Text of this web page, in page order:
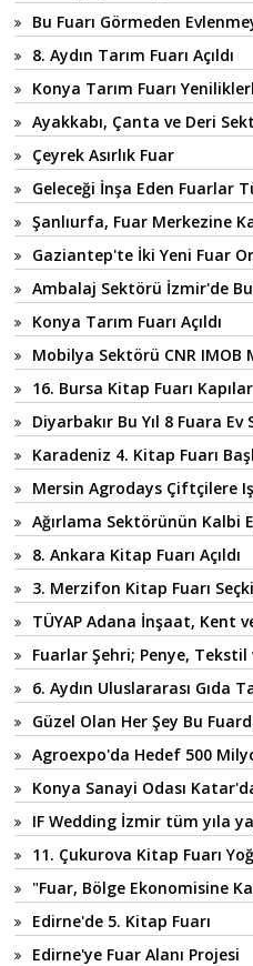
Bu Fuarı Görmeden
8. Aydın Tarım Fuarı Açıldı
Konya Tarım Fuarı
Ayakkabı, Çanta ve Deri
Çeyrek Asırlık Fuar
Geleceği İnşa Eden Fuarlar
Şanlıurfa, Fuar Merkezine
Gaziantep'te İki Yeni Fuar
Ambalaj Sektörü İzmir'de
Konya Tarım Fuarı Açıldı
Mobilya Sektörü CNR IMOB
16. Bursa Kitap Fuarı
Diyarbakır Bu Yıl 8 Fuara
Karadeniz 4. Kitap Fuarı
Mersin Agrodays Çiftçilere
Ağırlama Sektörünün Kalbi
8. Ankara Kitap Fuarı Açıldı
3. Merzifon Kitap Fuarı
TÜYAP Adana İnşaat, Kent
Fuarlar Şehri; Penye, Tekstil
6. Aydın Uluslararası Gıda
Güzel Olan Her Şey Bu
Agroexpo'da Hedef 500
Konya Sanayi Odası
IF Wedding İzmir tüm yıla
11. Çukurova Kitap Fuarı
"Fuar, Bölge Ekonomisine
Edirne'de 5. Kitap Fuarı
Edirne'ye Fuar Alanı Projesi